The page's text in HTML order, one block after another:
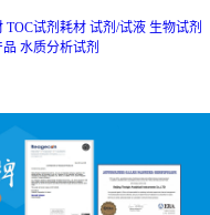
TOC试剂耗材 试剂/试液 生物试剂
品 水质分析试剂